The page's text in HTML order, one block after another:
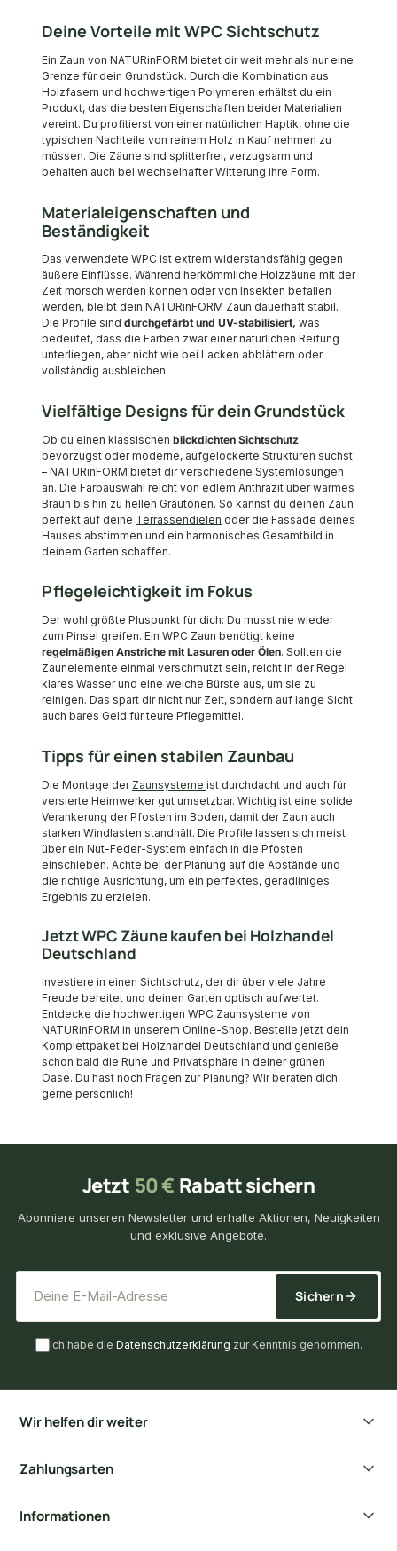
Deine Vorteile mit WPC Sichtschutz
Ein Zaun von NATURinFORM bietet dir weit mehr als nur eine
Grenze für dein Grundstück. Durch die Kombination aus
Holzfasern und hochwertigen Polymeren erhältst du ein
Produkt, das die besten Eigenschaften beider Materialien
vereint. Du profitierst von einer natürlichen Haptik, ohne die
typischen Nachteile von reinem Holz in Kauf nehmen zu
müssen. Die Zäune sind splitterfrei, verzugsarm und
behalten auch bei wechselhafter Witterung ihre Form.
Materialeigenschaften und
Beständigkeit
Das verwendete WPC ist extrem widerstandsfähig gegen
äußere Einflüsse. Während herkömmliche Holzzäune mit der
Zeit morsch werden können oder von Insekten befallen
werden, bleibt dein NATURinFORM Zaun dauerhaft stabil.
Die Profile sind durchgefärbt und UV-stabilisiert, was
bedeutet, dass die Farben zwar einer natürlichen Reifung
unterliegen, aber nicht wie bei Lacken abblättern oder
vollständig ausbleichen.
Vielfältige Designs für dein Grundstück
Ob du einen klassischen blickdichten Sichtschutz
bevorzugst oder moderne, aufgelockerte Strukturen suchst
– NATURinFORM bietet dir verschiedene Systemlösungen
an. Die Farbauswahl reicht von edlem Anthrazit über warmes
Braun bis hin zu hellen Grautönen. So kannst du deinen Zaun
perfekt auf deine Terrassendielen oder die Fassade deines
Hauses abstimmen und ein harmonisches Gesamtbild in
deinem Garten schaffen.
Pflegeleichtigkeit im Fokus
Der wohl größte Pluspunkt für dich: Du musst nie wieder
zum Pinsel greifen. Ein WPC Zaun benötigt keine
regelmäßigen Anstriche mit Lasuren oder Ölen. Sollten die
Zaunelemente einmal verschmutzt sein, reicht in der Regel
klares Wasser und eine weiche Bürste aus, um sie zu
reinigen. Das spart dir nicht nur Zeit, sondern auf lange Sicht
auch bares Geld für teure Pflegemittel.
Tipps für einen stabilen Zaunbau
Die Montage der Zaunsysteme ist durchdacht und auch für
versierte Heimwerker gut umsetzbar. Wichtig ist eine solide
Verankerung der Pfosten im Boden, damit der Zaun auch
starken Windlasten standhält. Die Profile lassen sich meist
über ein Nut-Feder-System einfach in die Pfosten
einschieben. Achte bei der Planung auf die Abstände und
die richtige Ausrichtung, um ein perfektes, geradliniges
Ergebnis zu erzielen.
Jetzt WPC Zäune kaufen bei Holzhandel
Deutschland
Investiere in einen Sichtschutz, der dir über viele Jahre
Freude bereitet und deinen Garten optisch aufwertet.
Entdecke die hochwertigen WPC Zaunsysteme von
NATURinFORM in unserem Online-Shop. Bestelle jetzt dein
Komplettpaket bei Holzhandel Deutschland und genieße
schon bald die Ruhe und Privatsphäre in deiner grünen
Oase. Du hast noch Fragen zur Planung? Wir beraten dich
gerne persönlich!
Jetzt 50 € Rabatt sichern
Abonniere unseren Newsletter und erhalte Aktionen, Neuigkeiten
und exklusive Angebote.
Sichern
Ich habe die Datenschutzerklärung zur Kenntnis genommen.
Wir helfen dir weiter
Zahlungsarten
Informationen